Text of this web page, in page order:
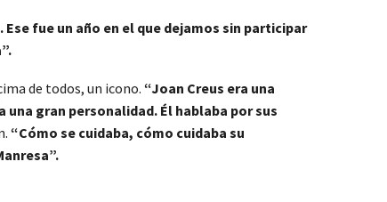
fue un año en el que dejamos sin participar
de todos, un icono. “Joan Creus era una
una gran personalidad. Él hablaba por sus
“Cómo se cuidaba, cómo cuidaba su